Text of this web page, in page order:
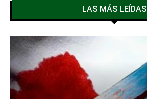
LAS MÁS LEÍDAS